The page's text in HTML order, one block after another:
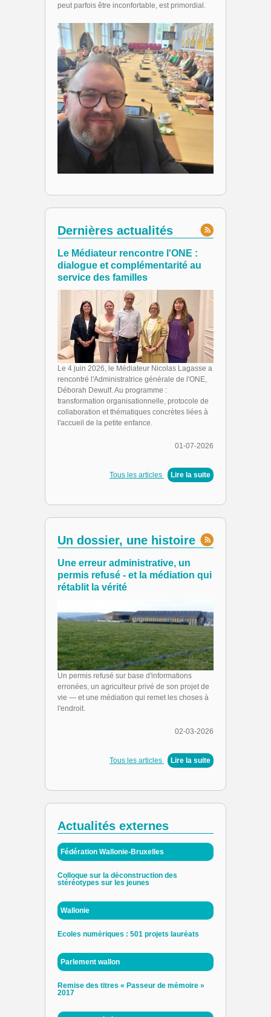
peut parfois être inconfortable, est primordial.
Dernières actualités
Le Médiateur rencontre l'ONE :
dialogue et complémentarité au
service des familles
Le 4 juin 2026, le Médiateur Nicolas Lagasse a
rencontré l'Administratrice générale de l'ONE,
Déborah Dewulf. Au programme :
transformation organisationnelle, protocole de
collaboration et thématiques concrètes liées à
l'accueil de la petite enfance.
01-07-2026
Tous les articles Lire la suite
Un dossier, une histoire
Une erreur administrative, un
permis refusé - et la médiation qui
rétablit la vérité
Un permis refusé sur base d'informations
erronées, un agriculteur privé de son projet de
vie — et une médiation qui remet les choses à
l'endroit.
02-03-2026
Tous les articles Lire la suite
Actualités externes
Fédération Wallonie-Bruxelles
Colloque sur la déconstruction des
stéréotypes sur les jeunes
Wallonie
Ecoles numériques : 501 projets lauréats
Parlement wallon
Remise des titres « Passeur de mémoire »
2017